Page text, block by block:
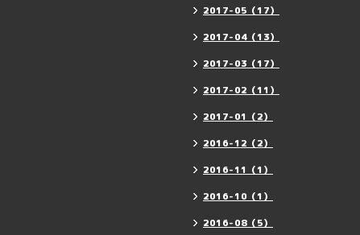
2017-05（17）
2017-04（13）
2017-03（17）
2017-02（11）
2017-01（2）
2016-12（2）
2016-11（1）
2016-10（1）
2016-08（5）